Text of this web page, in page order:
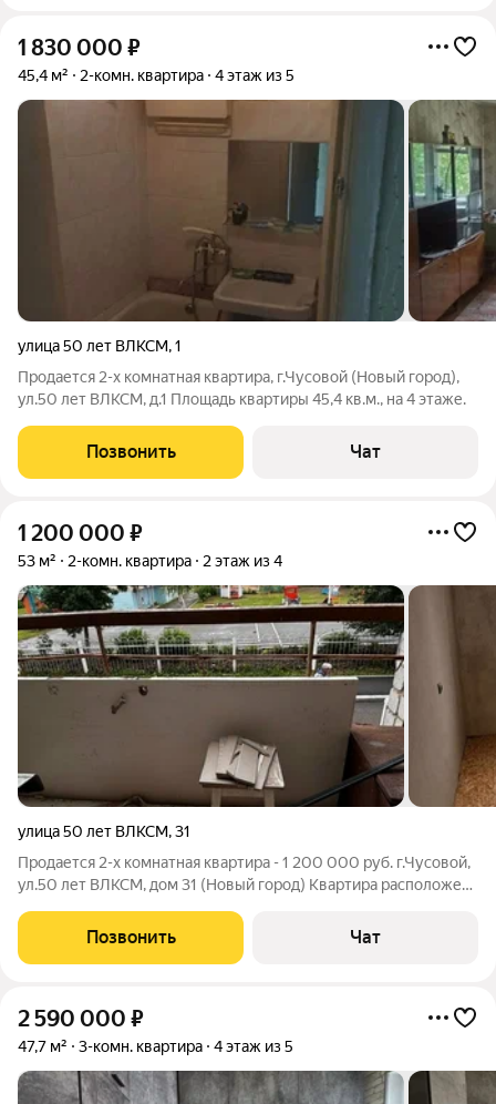
1 830 000 ₽
45,4 м² 2-комн. квартира 4 этаж из 5
улица 50 лет ВЛКСМ,1
Продается 2-х комнатная квартира, г.Чусовой (Новый город),
ул.50 лет ВЛКСМ, д.1 Площадь квартиры 45,4 кв.м., на 4 этаже.
Позвонить Чат
1 200 000 ₽
53 м² 2-комн. квартира 2 этаж из 4
улица 50 лет ВЛКСМ,31
Продается 2-х комнатная квартира - 1 200 000 руб. г.Чусовой,
ул.50 лет ВЛКСМ, дом 31 (Новый город) Квартира расположена
комнат 19,1 кв.м. + 12,7 кв.м., большая кухня, площадь 8,3 кв.м.
Квартира
Позвонить Чат
2 590 000 ₽
47,7 м² 3-комн. квартира 4 этаж из 5